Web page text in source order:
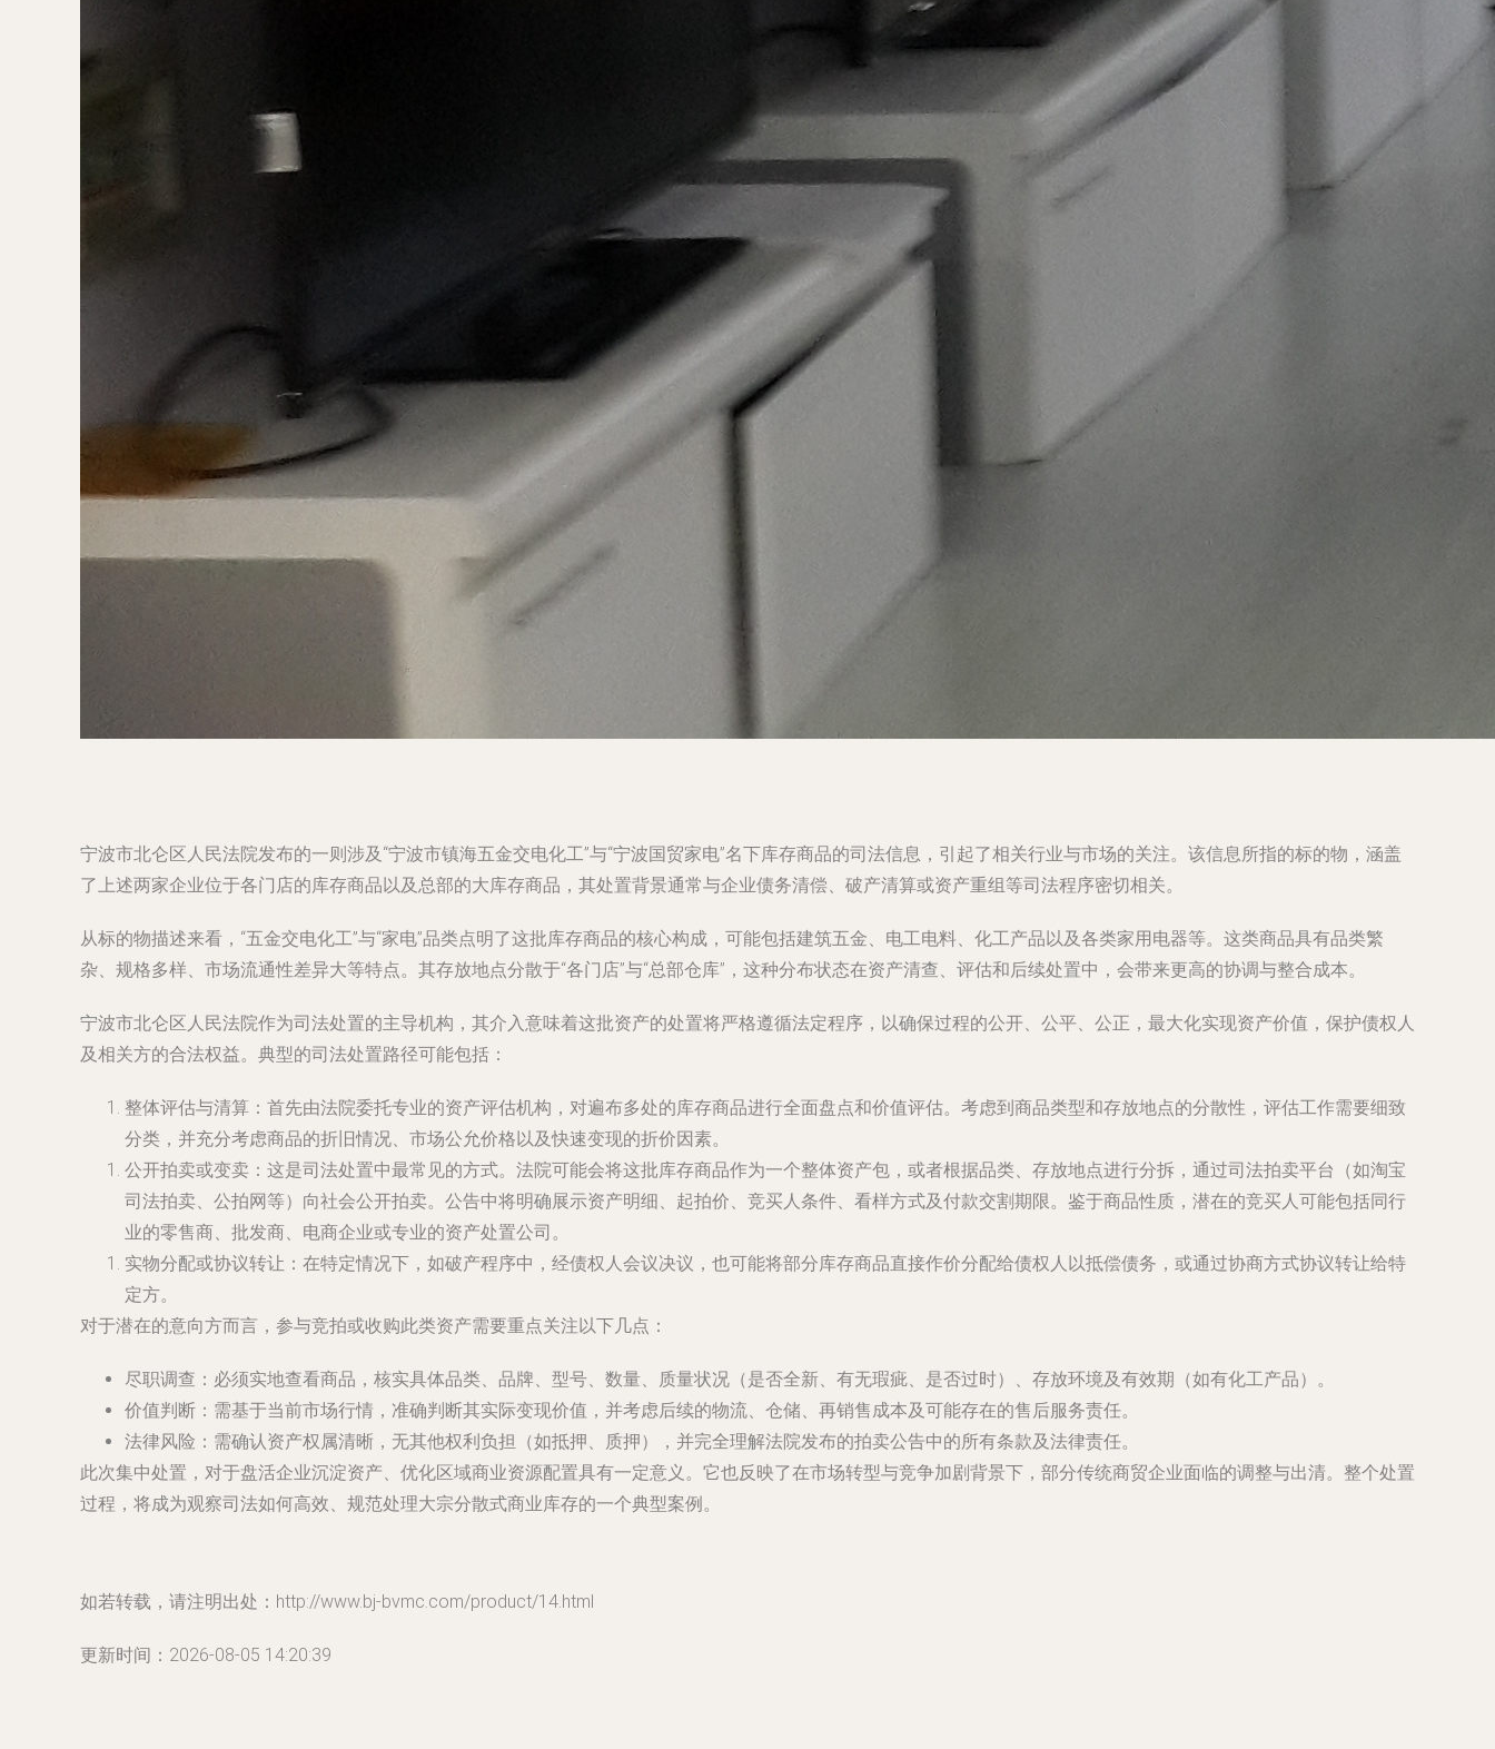
宁波市北仑区人民法院发布的一则涉及“宁波市镇海五金交电化工”与“宁波国贸家电”名下库存商品的司法信息，引起了相关行业与市场的关注。该信息所指的标的物，涵盖
了上述两家企业位于各门店的库存商品以及总部的大库存商品，其处置背景通常与企业债务清偿、破产清算或资产重组等司法程序密切相关。
从标的物描述来看，“五金交电化工”与“家电”品类点明了这批库存商品的核心构成，可能包括建筑五金、电工电料、化工产品以及各类家用电器等。这类商品具有品类繁
杂、规格多样、市场流通性差异大等特点。其存放地点分散于“各门店”与“总部仓库”，这种分布状态在资产清查、评估和后续处置中，会带来更高的协调与整合成本。
宁波市北仑区人民法院作为司法处置的主导机构，其介入意味着这批资产的处置将严格遵循法定程序，以确保过程的公开、公平、公正，最大化实现资产价值，保护债权人
及相关方的合法权益。典型的司法处置路径可能包括：
整体评估与清算 ：首先由法院委托专业的资产评估机构，对遍布多处的库存商品进行全面盘点和价值评估。考虑到商品类型和存放地点的分散性，评估工作需要细致
分类，并充分考虑商品的折旧情况、市场公允价格以及快速变现的折价因素。
公开拍卖或变卖 ：这是司法处置中最常见的方式。法院可能会将这批库存商品作为一个整体资产包，或者根据品类、存放地点进行分拆，通过司法拍卖平台（如淘宝
司法拍卖、公拍网等）向社会公开拍卖。公告中将明确展示资产明细、起拍价、竞买人条件、看样方式及付款交割期限。鉴于商品性质，潜在的竞买人可能包括同行
业的零售商、批发商、电商企业或专业的资产处置公司。
实物分配或协议转让 ：在特定情况下，如破产程序中，经债权人会议决议，也可能将部分库存商品直接作价分配给债权人以抵偿债务，或通过协商方式协议转让给特
定方。
对于潜在的意向方而言，参与竞拍或收购此类资产需要重点关注以下几点：
尽职调查 ：必须实地查看商品，核实具体品类、品牌、型号、数量、质量状况（是否全新、有无瑕疵、是否过时）、存放环境及有效期（如有化工产品）。
价值判断 ：需基于当前市场行情，准确判断其实际变现价值，并考虑后续的物流、仓储、再销售成本及可能存在的售后服务责任。
法律风险 ：需确认资产权属清晰，无其他权利负担（如抵押、质押），并完全理解法院发布的拍卖公告中的所有条款及法律责任。
此次集中处置，对于盘活企业沉淀资产、优化区域商业资源配置具有一定意义。它也反映了在市场转型与竞争加剧背景下，部分传统商贸企业面临的调整与出清。整个处置
过程，将成为观察司法如何高效、规范处理大宗分散式商业库存的一个典型案例。
如若转载，请注明出处：http://www.bj-bvmc.com/product/14.html
更新时间：2026-08-05 14:20:39